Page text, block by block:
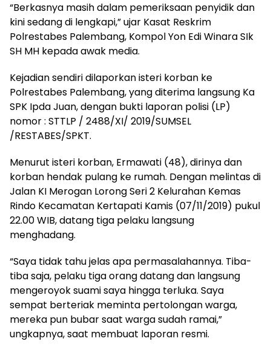
“Berkasnya masih dalam pemeriksaan penyidik dan
kini sedang di lengkapi,” ujar Kasat Reskrim
Polrestabes Palembang, Kompol Yon Edi Winara SIk
SH MH kepada awak media.
Kejadian sendiri dilaporkan isteri korban ke
Polrestabes Palembang, yang diterima langsung Ka
SPK Ipda Juan, dengan bukti laporan polisi (LP)
nomor : STTLP / 2488/XI/ 2019/SUMSEL
/RESTABES/SPKT.
Menurut isteri korban, Ermawati (48), dirinya dan
korban hendak pulang ke rumah. Dengan melintas di
Jalan KI Merogan Lorong Seri 2 Kelurahan Kemas
Rindo Kecamatan Kertapati Kamis (07/11/2019) pukul
22.00 WIB, datang tiga pelaku langsung
menghadang.
“Saya tidak tahu jelas apa permasalahannya. Tiba-
tiba saja, pelaku tiga orang datang dan langsung
mengeroyok suami saya hingga terluka. Saya
sempat berteriak meminta pertolongan warga,
mereka pun bubar saat warga sudah ramai,”
ungkapnya, saat membuat laporan resmi.